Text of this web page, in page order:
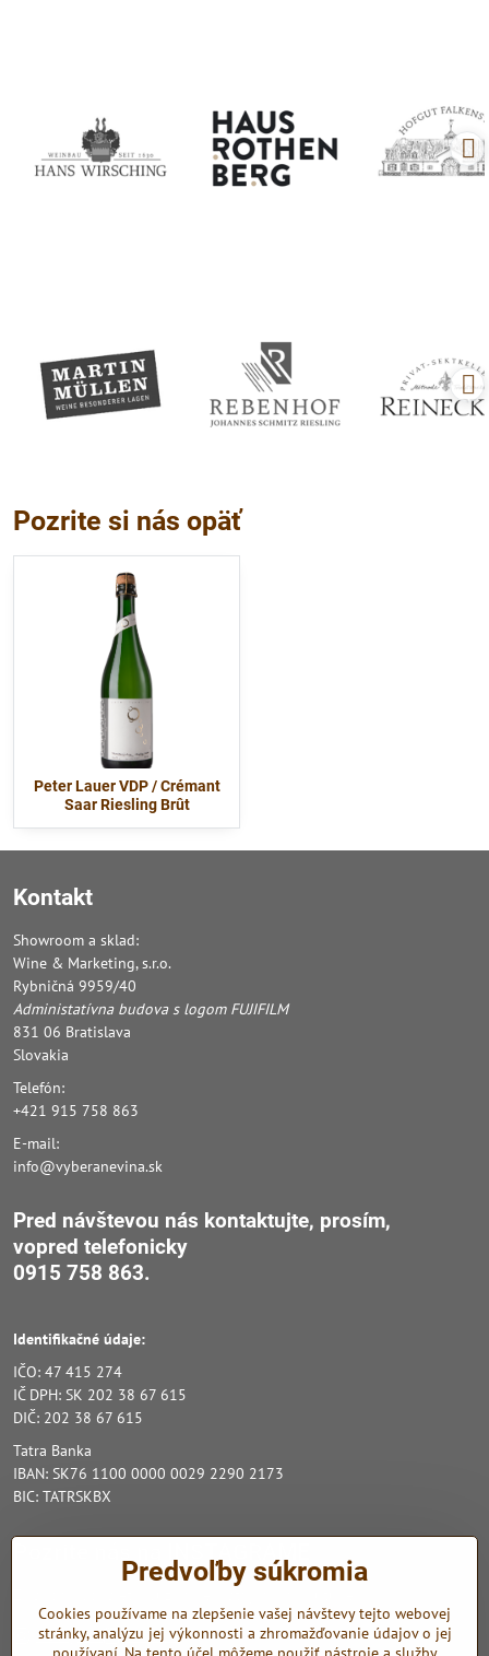
Pozrite si nás opäť
Peter Lauer VDP / Crémant
Saar Riesling Brût
Kontakt
Showroom a sklad:
Wine & Marketing, s.r.o.
Rybničná 9959/40
Administatívna budova s logom FUJIFILM
831 06 Bratislava
Slovakia
Telefón:
+421 915 758 863
E-mail:
info@vyberanevina.sk
Pred návštevou nás kontaktujte, prosím,
vopred telefonicky
0915 758 863.
Identifikačné údaje:
IČO: 47 415 274
IČ DPH: SK 202 38 67 615
DIČ: 202 38 67 615
Tatra Banka
IBAN: SK76 1100 0000 0029 2290 2173
BIC: TATRSKBX
Instagram Youtube
Predvoľby súkromia
Cookies používame na zlepšenie vašej návštevy tejto webovej
stránky, analýzu jej výkonnosti a zhromažďovanie údajov o jej